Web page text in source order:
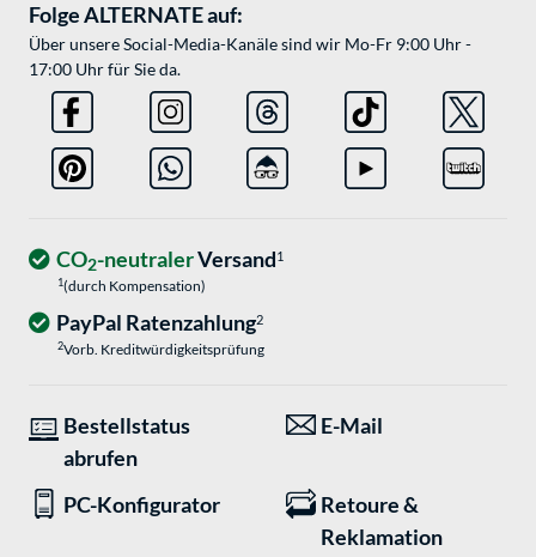
Folge ALTERNATE auf:
Über unsere Social-Media-Kanäle sind wir Mo-Fr 9:00 Uhr -
17:00 Uhr für Sie da.
CO2-neutralerVersand1
1(durch Kompensation)
PayPal Ratenzahlung2
2Vorb. Kreditwürdigkeitsprüfung
Bestellstatus
abrufen
E-Mail
PC-Konfigurator
Retoure &
Reklamation